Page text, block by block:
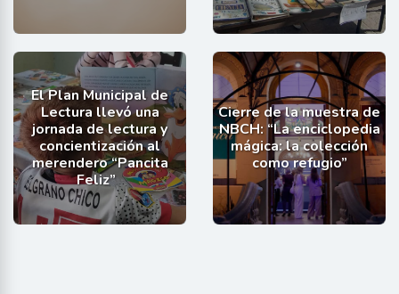
El Plan Municipal de
Lectura llevó una
jornada de lectura y
concientización al
merendero “Pancita
Feliz”
Cierre de la muestra de
NBCH: “La enciclopedia
mágica: la colección
como refugio”